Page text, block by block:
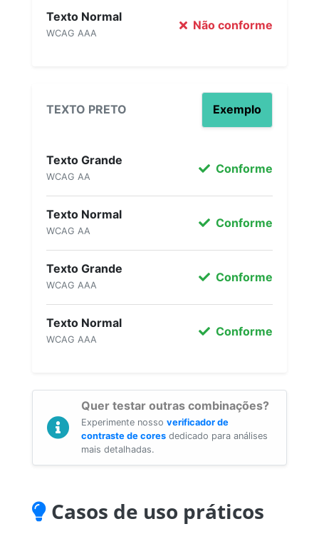
Texto Normal
WCAG AAA
Não conforme
TEXTO PRETO Exemplo
Texto Grande
WCAG AA
Conforme
Texto Normal
WCAG AA
Conforme
Texto Grande
WCAG AAA
Conforme
Texto Normal
WCAG AAA
Conforme
Quer testar outras combinações?
Experimente nosso verificador de
contraste de cores dedicado para análises
mais detalhadas.
Casos de uso práticos